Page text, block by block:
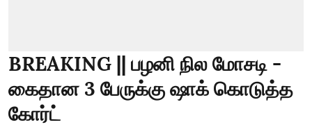
BREAKING || பழனி நில மோசடி -
கைதான 3 பேருக்கு ஷாக் கொடுத்த
கோர்ட்